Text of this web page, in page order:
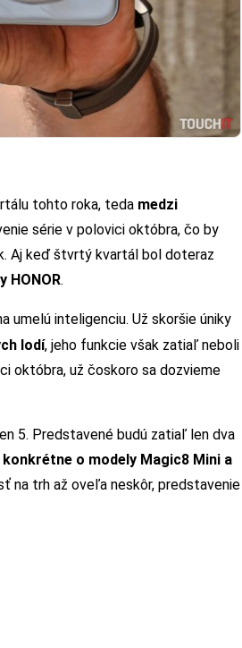
tohto roka, teda medzi
série v polovici októbra, čo by
Aj keď štvrtý kvartál bol doteraz
HONOR.
umelú inteligenciu. Už skoršie úniky
lodí, jeho funkcie však zatiaľ neboli
októbra, už čoskoro sa dozvieme
5. Predstavené budú zatiaľ len dva
konkrétne o modely Magic8 Mini a
na trh až oveľa neskôr, predstavenie